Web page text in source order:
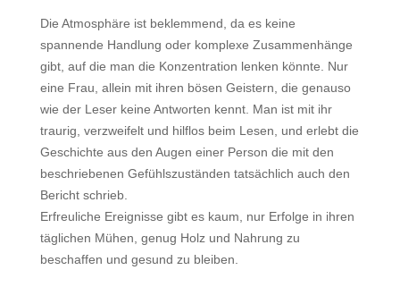
Die Atmosphäre ist beklemmend, da es keine
spannende Handlung oder komplexe Zusammenhänge
gibt, auf die man die Konzentration lenken könnte. Nur
eine Frau, allein mit ihren bösen Geistern, die genauso
wie der Leser keine Antworten kennt. Man ist mit ihr
traurig, verzweifelt und hilflos beim Lesen, und erlebt die
Geschichte aus den Augen einer Person die mit den
beschriebenen Gefühlszuständen tatsächlich auch den
Bericht schrieb.
Erfreuliche Ereignisse gibt es kaum, nur Erfolge in ihren
täglichen Mühen, genug Holz und Nahrung zu
beschaffen und gesund zu bleiben.